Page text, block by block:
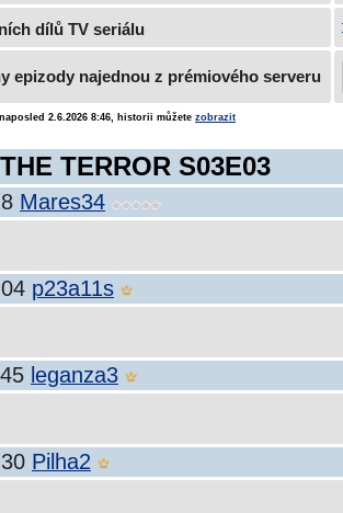
dílů TV seriálu
epizody najednou z prémiového serveru
2.6.2026 8:46, historii můžete zobrazit
TERROR S03E03
Mares34
p23a11s
leganza3
Pilha2